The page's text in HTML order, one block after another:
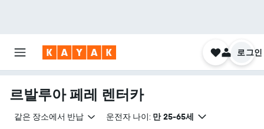
로그인
르발루아 페레 렌터카
같은 장소에서 반납 운전자 나이: 만 25-65세